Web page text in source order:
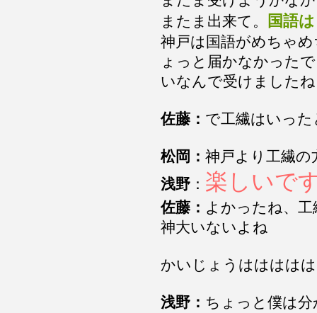
またま出来て。
国語
神戸は国語がめちゃ
ょっと届かなかった
いなんで受けました
佐藤： で工繊はいった
松岡： 神戸より工繊
浅野 ： 楽しいで
佐藤： よかったね、
神大いないよね
かいじょうははははは
浅野： ちょっと僕は